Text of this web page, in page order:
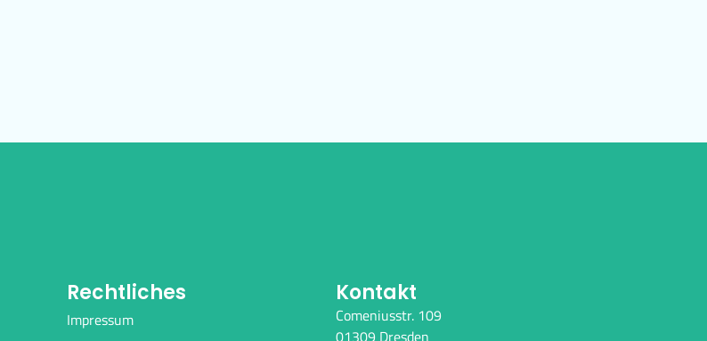
Rechtliches
Impressum
Kontakt
Comeniusstr. 109
01309 Dresden